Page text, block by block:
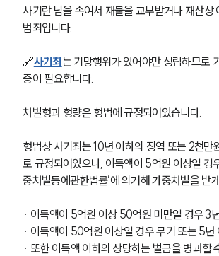
사기란 남을 속여서 재물을 교부받거나 재산상
범죄입니다.
🔗사기죄는 기망행위가 있어야만 성립하므로
증이 필요합니다.
처벌형과 형량은 형법에 규정되어있습니다.
형법상 사기죄는 10년 이하의 징역 또는 2천만
로 규정되어있으나, 이득액이 5억원 이상일 경
중처벌등에관한법률’에 의거해 가중처벌을 받
∙ 이득액이 5억원 이상 50억원 미만일 경우 3
∙ 이득액이 50억원 이상일 경우 무기 또는 5년
∙ 또한 이득액 이하의 상당하는 벌금을 병과할